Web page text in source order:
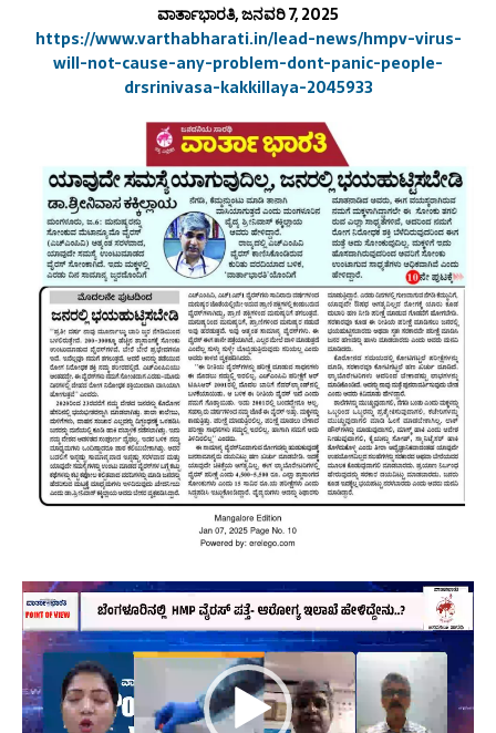
ವಾರ್ತಾಭಾರತಿ, ಜನವರಿ 7, 2025
https://www.varthabharati.in/lead-news/hmpv-virus-
will-not-cause-any-problem-dont-panic-people-
drsrinivasa-kakkillaya-2045933
Video
Player